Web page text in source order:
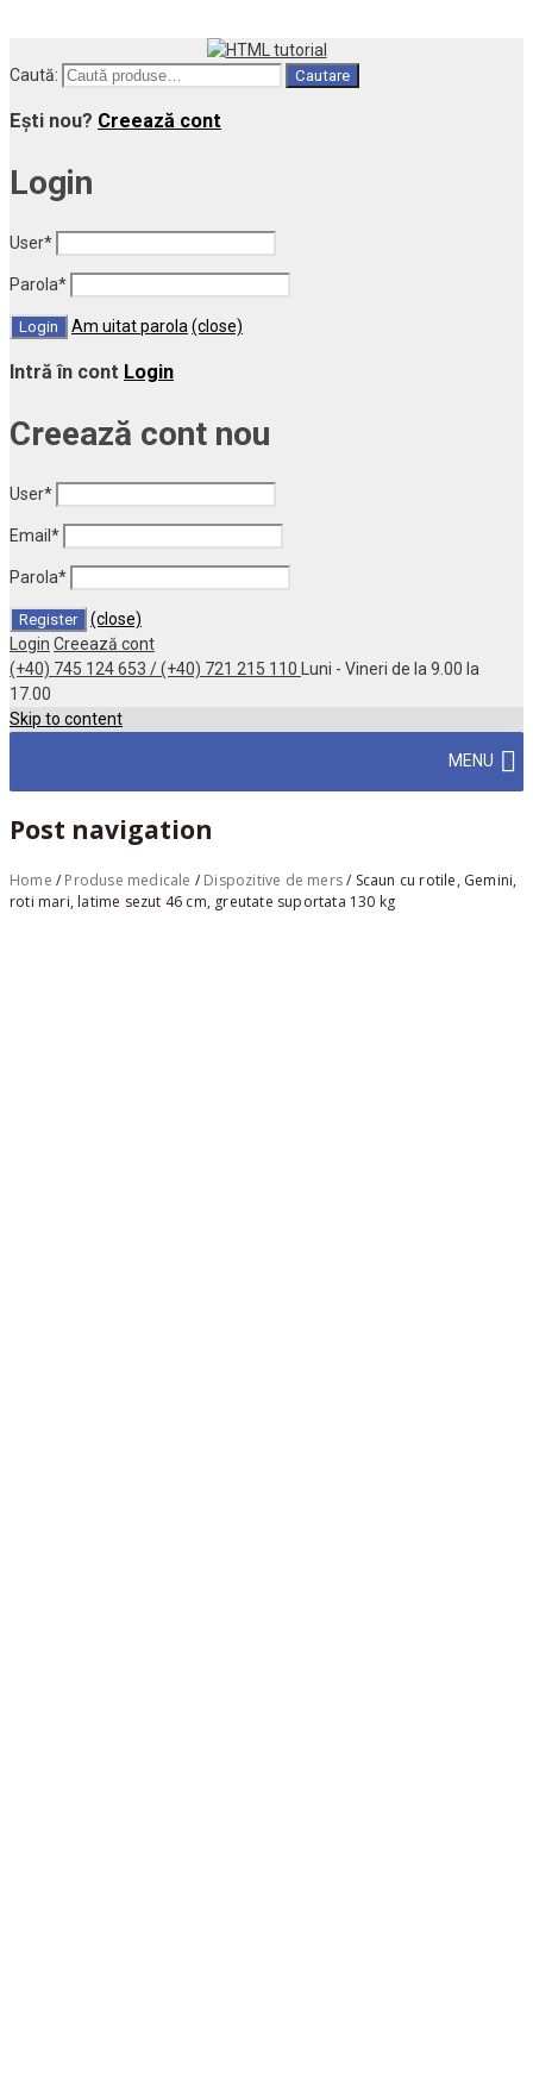
Caută: Cautare
Ești nou? Creează cont
Login
User*
Parola*
Am uitat parola (close)
Intră în cont Login
Creează cont nou
User*
Email *
Parola*
(close)
Login Creează cont
(+40) 745 124 653 / (+40) 721 215 110
Luni - Vineri de la 9.00 la
17.00
Skip to content
MENU
Post navigation
Home / Produse medicale / Dispozitive de mers/ Scaun cu rotile, Gemini,
roti mari, latime sezut 46 cm, greutate suportata 130 kg